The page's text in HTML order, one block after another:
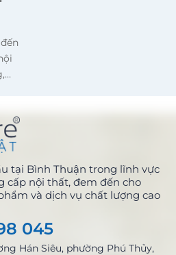
tại Bình Thuận trong lĩnh vực
cấp nội thất, đem đến cho
và dịch vụ chất lượng cao
045
Hán Siêu, phường Phú Thủy,